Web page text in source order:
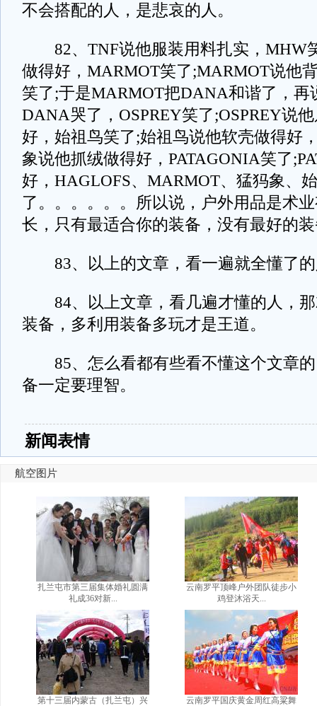
不会搭配的人，是悲哀的人。
82、TNF说他服装用料扎实，MHW
做得好，MARMOT笑了;MARMOT说他
笑了;于是MARMOT把DANA和谐了，再
DANA哭了，OSPREY笑了;OSPREY说
好，始祖鸟笑了;始祖鸟说他软壳做得好
象说他抓绒做得好，PATAGONIA笑了
好，HAGLOFS、MARMOT、猛犸象、
了。。。。。。所以说，户外用品是术
长，只有最适合你的装备，没有最好的
83、以上的文章，看一遍就全懂了的
84、以上文章，看几遍才懂的人，那
装备，多利用装备多玩才是王道。
85、怎么看都有些看不懂这个文章的
备一定要理智。
新闻表情
航空图片
扎兰屯市第三届集体婚礼圆满
礼成36对新...
第十三届内蒙古（扎兰屯）兴
云南罗平顶峰户外团队徒步小
鸡登沐浴天...
云南罗平国庆黄金周红高粱舞